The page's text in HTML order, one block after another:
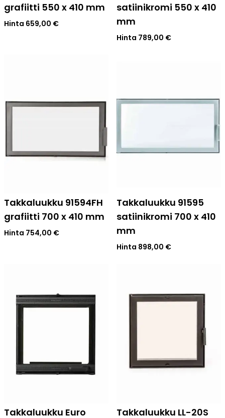
grafiitti 550 x 410 mm
Hinta 659,00 €
satiinikromi 550 x 410
mm
Hinta 789,00 €
Takkaluukku 91594FH
grafiitti 700 x 410 mm
Hinta 754,00 €
Takkaluukku 91595
satiinikromi 700 x 410
mm
Hinta 898,00 €
Takkaluukku Euro Takkaluukku LL-20S